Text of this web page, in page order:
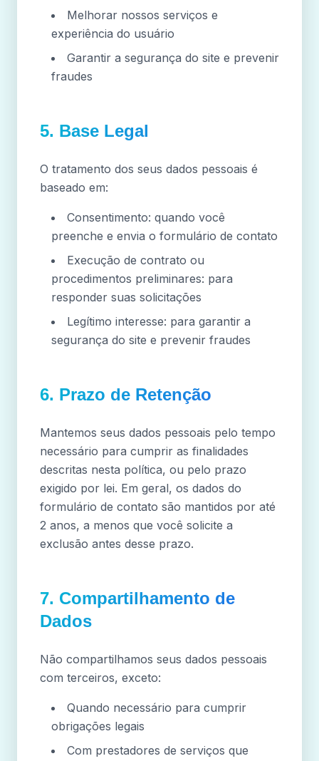
Melhorar nossos serviços e
experiência do usuário
Garantir a segurança do site e prevenir
fraudes
5. Base Legal
O tratamento dos seus dados pessoais é
baseado em:
Consentimento: quando você
preenche e envia o formulário de contato
Execução de contrato ou
procedimentos preliminares: para
responder suas solicitações
Legítimo interesse: para garantir a
segurança do site e prevenir fraudes
6. Prazo de Retenção
Mantemos seus dados pessoais pelo tempo
necessário para cumprir as finalidades
descritas nesta política, ou pelo prazo
exigido por lei. Em geral, os dados do
formulário de contato são mantidos por até
2 anos, a menos que você solicite a
exclusão antes desse prazo.
7. Compartilhamento de
Dados
Não compartilhamos seus dados pessoais
com terceiros, exceto:
Quando necessário para cumprir
obrigações legais
Com prestadores de serviços que